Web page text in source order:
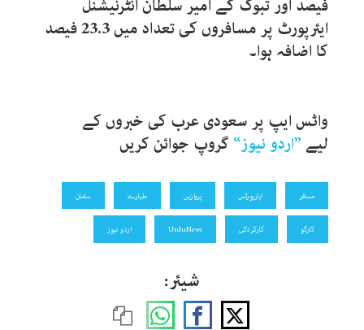
فیصد اور تبوک کے امیر سلطان انٹرنیشنل
ایئرپورٹ پر مسافروں کی تعداد میں 23.3 فیصد
کا اضافہ ہوا۔
واٹس ایپ پر سعودی عرب کیخبروں کے
لیے”اردو نیوز“گروپ جوائن کریں
مسافر ایئرپورٹس پروازیں طیارے سامان
کارگو کارکردگی UrduNews اردو نیوز
شیئر: